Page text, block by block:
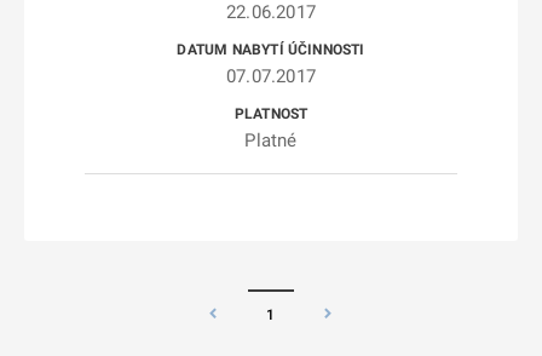
22.06.2017
07.07.2017
Platné
1